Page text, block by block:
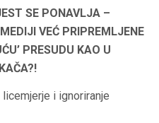
SE PONAVLJA –
VEĆ PRIPREMLJENE
PRESUDU KAO U
i ignoriranje